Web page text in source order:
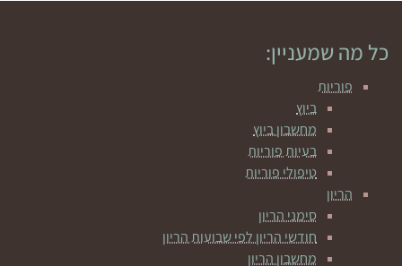
כל מה שמעניין:
פוריות
ביוץ
מחשבון ביוץ
בעיות פוריות
טיפולי פוריות
הריון
סימני הריון
חודשי הריון לפי שבועות הריון
מחשבון הריון